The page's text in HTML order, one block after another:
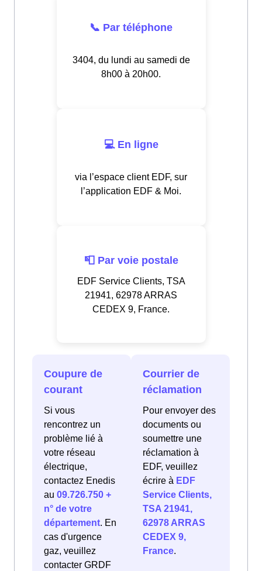
📞 Par téléphone
3404, du lundi au samedi de
8h00 à 20h00.
💻 En ligne
via l’espace client EDF, sur
l’application EDF & Moi.
📮 Par voie postale
EDF Service Clients, TSA
21941, 62978 ARRAS
CEDEX 9, France.
Coupure de
courant
Si vous
rencontrez un
problème lié à
votre réseau
électrique,
contactez Enedis
au 09.726.750 +
n° de votre
département. En
cas d'urgence
gaz, veuillez
contacter GRDF
Courrier de
réclamation
Pour envoyer des
documents ou
soumettre une
réclamation à
EDF, veuillez
écrire à EDF
Service Clients,
TSA 21941,
62978 ARRAS
CEDEX 9,
France.